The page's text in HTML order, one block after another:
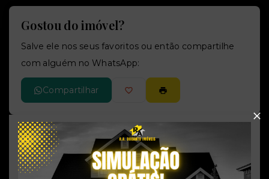
Gostou do imóvel?
Salve ele nos seus favoritos ou então compartilhe
com alguém no WhatsApp:
Compartilhar
R.A. Docanto Imóveis
CRECI -25802J